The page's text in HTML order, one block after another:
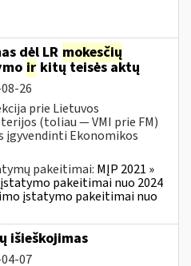
dėl LR mokesčių
ir kitų teisės aktų
26
prie Lietuvos
(toliau — VMI prie FM)
įgyvendinti Ekonomikos
pakeitimai: MĮP 2021 »
pakeitimai nuo 2024
įstatymo pakeitimai nuo
išieškojimas
07